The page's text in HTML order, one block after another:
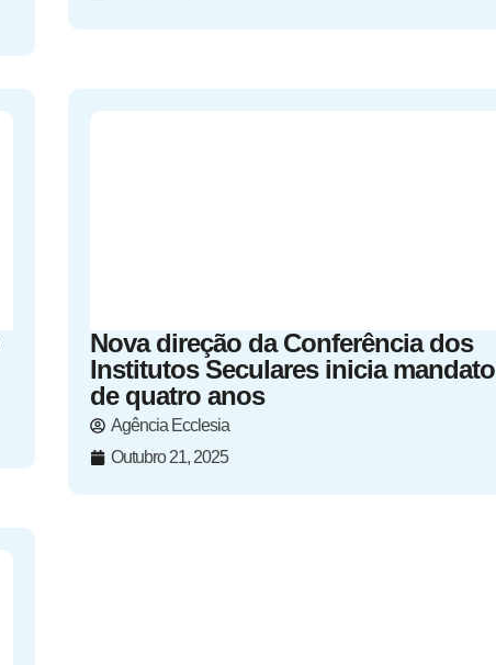
Nova direção da Conferência dos
Institutos Seculares inicia mandato
de quatro anos
Agência Ecclesia
Outubro 21, 2025